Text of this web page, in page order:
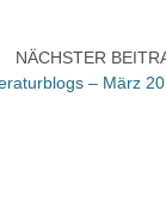
NÄCHSTER
– März